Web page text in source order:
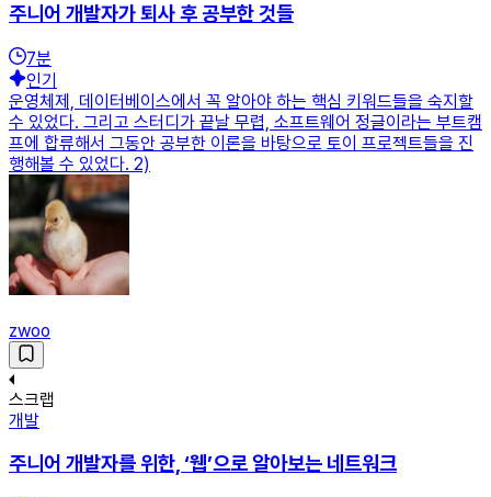
주니어 개발자가 퇴사 후 공부한 것들
7분
인기
운영체제, 데이터베이스에서 꼭 알아야 하는 핵심 키워드들을 숙지할
수 있었다. 그리고 스터디가 끝날 무렵, 소프트웨어 정글이라는 부트캠
프에 합류해서 그동안 공부한 이론을 바탕으로 토이 프로젝트들을 진
행해볼 수 있었다. 2)
zwoo
스크랩
개발
주니어 개발자를 위한, ‘웹’으로 알아보는 네트워크